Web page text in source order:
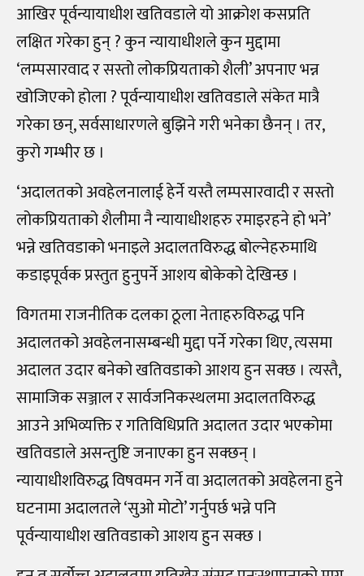
आखिर पूर्वन्यायाधीश खतिवडाले यो आक्रोश कसप्रति
लक्षित गरेका हुन् ? कुन न्यायाधीशले कुन मुद्दामा
‘लम्पसारवाद र सस्तो लोकप्रियताको शैली’ अपनाए भन्न
खोजिएको होला ? पूर्वन्यायाधीश खतिवडाले संकेत मात्रै
गरेका छन्, सर्वसाधारणले बुझिने गरी भनेका छैनन् । तर,
कुरो गम्भीर छ ।
‘अदालतको अवहेलनालाई हेर्ने यस्तै लम्पसारवादी र सस्तो
लोकप्रियताको शैलीमा नै न्यायाधीशहरु रमाइरहने हो भने’
भन्ने खतिवडाको भनाइले अदालतविरुद्ध बोल्नेहरुमाथि
कडाइपूर्वक प्रस्तुत हुनुपर्ने आशय बोकेको देखिन्छ ।
विगतमा राजनीतिक दलका ठूला नेताहरुविरुद्ध पनि
अदालतको अवहेलनासम्बन्धी मुद्दा पर्ने गरेका थिए, त्यसमा
अदालत उदार बनेको खतिवडाको आशय हुन सक्छ । त्यस्तै,
सामाजिक सञ्जाल र सार्वजनिकस्थलमा अदालतविरुद्ध
आउने अभिव्यक्ति र गतिविधिप्रति अदालत उदार भएकोमा
खतिवडाले असन्तुष्टि जनाएका हुन सक्छन् ।
न्यायाधीशविरुद्ध विषवमन गर्ने वा अदालतको अवहेलना हुने
घटनामा अदालतले ‘सुओ मोटो’ गर्नुपर्छ भन्ने पनि
पूर्वन्यायाधीश खतिवडाको आशय हुन सक्छ ।